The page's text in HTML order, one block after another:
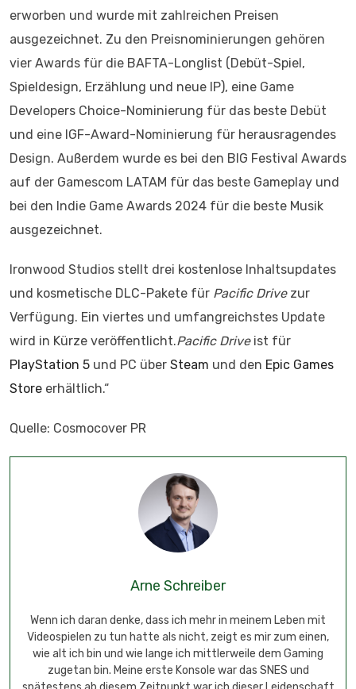
erworben und wurde mit zahlreichen Preisen
ausgezeichnet. Zu den Preisnominierungen gehören
vier Awards für die BAFTA-Longlist (Debüt-Spiel,
Spieldesign, Erzählung und neue IP), eine Game
Developers Choice-Nominierung für das beste Debüt
und eine IGF-Award-Nominierung für herausragendes
Design. Außerdem wurde es bei den BIG Festival Awards
auf der Gamescom LATAM für das beste Gameplay und
bei den Indie Game Awards 2024 für die beste Musik
ausgezeichnet.
Ironwood Studios stellt drei kostenlose Inhaltsupdates
und kosmetische DLC-Pakete für Pacific Drivezur
Verfügung. Ein viertes und umfangreichstes Update
wird in Kürze veröffentlicht.Pacific Driveist für
PlayStation 5 und PC über Steam und den Epic Games
Store erhältlich.“
Quelle: Cosmocover PR
Arne Schreiber
Wenn ich daran denke, dass ich mehr in meinem Leben mit
Videospielen zu tun hatte als nicht, zeigt es mir zum einen,
wie alt ich bin und wie lange ich mittlerweile dem Gaming
zugetan bin. Meine erste Konsole war das SNES und